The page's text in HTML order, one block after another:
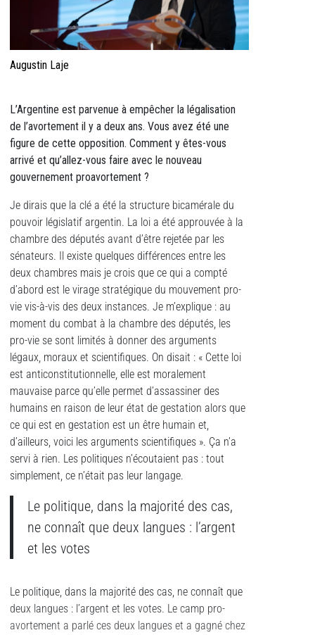
Augustin Laje
L’Argentine est parvenue à empêcher la légalisation
de l’avortement il y a deux ans. Vous avez été une
figure de cette opposition. Comment y êtes-vous
arrivé et qu’allez-vous faire avec le nouveau
gouvernement proavortement ?
Je dirais que la clé a été la structure bicamérale du
pouvoir législatif argentin. La loi a été approuvée à la
chambre des députés avant d’être rejetée par les
sénateurs. Il existe quelques différences entre les
deux chambres mais je crois que ce qui a compté
d’abord est le virage stratégique du mouvement pro-
vie vis-à-vis des deux instances. Je m’explique : au
moment du combat à la chambre des députés, les
pro-vie se sont limités à donner des arguments
légaux, moraux et scientifiques. On disait : « Cette loi
est anticonstitutionnelle, elle est moralement
mauvaise parce qu’elle permet d’assassiner des
humains en raison de leur état de gestation alors que
ce qui est en gestation est un être humain et,
d’ailleurs, voici les arguments scientifiques ». Ça n’a
servi à rien. Les politiques n’écoutaient pas : tout
simplement, ce n’était pas leur langage.
Le politique, dans la majorité des cas,
ne connaît que deux langues : l’argent
et les votes
Le politique, dans la majorité des cas, ne connaît que
deux langues : l’argent et les votes. Le camp pro-
avortement a parlé ces deux langues et a gagné chez